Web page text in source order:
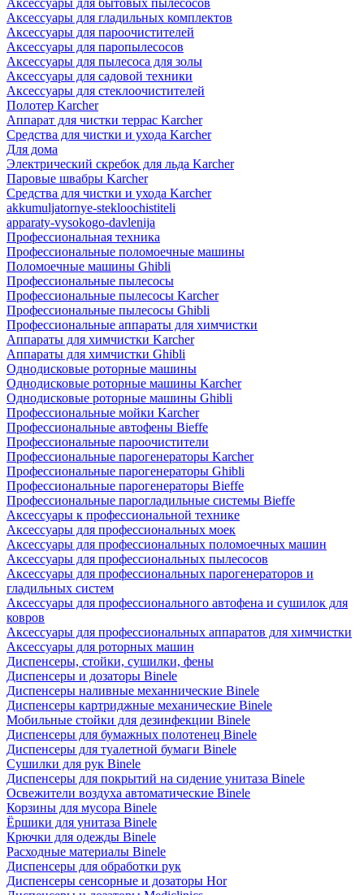
Аксессуары для бытовых пылесосов
Аксессуары для гладильных комплектов
Аксессуары для пароочистителей
Аксессуары для паропылесосов
Аксессуары для пылесоса для золы
Аксессуары для садовой техники
Аксессуары для стеклоочистителей
Полотер Karcher
Аппарат для чистки террас Karcher
Средства для чистки и ухода Karcher
Для дома
Электрический скребок для льда Karcher
Паровые швабры Karcher
Средства для чистки и ухода Karcher
akkumuljatornye-stekloochistiteli
apparaty-vysokogo-davlenija
Профессиональная техника
Профессиональные поломоечные машины
Поломоечные машины Ghibli
Профессиональные пылесосы
Профессиональные пылесосы Karcher
Профессиональные пылесосы Ghibli
Профессиональные аппараты для химчистки
Аппараты для химчистки Karcher
Аппараты для химчистки Ghibli
Однодисковые роторные машины
Однодисковые роторные машины Karcher
Однодисковые роторные машины Ghibli
Профессиональные мойки Karcher
Профессиональные автофены Bieffe
Профессиональные пароочистители
Профессиональные парогенераторы Karcher
Профессиональные парогенераторы Ghibli
Профессиональные парогенераторы Bieffe
Профессиональные парогладильные системы Bieffe
Аксессуары к профессиональной технике
Аксессуары для профессиональных моек
Аксессуары для профессиональных поломоечных машин
Аксессуары для профессиональных пылесосов
Аксессуары для профессиональных парогенераторов и
гладильных систем
Аксессуары для профессионального автофена и сушилок для
ковров
Аксессуары для профессиональных аппаратов для химчистки
Аксессуары для роторных машин
Диспенсеры, стойки, сушилки, фены
Диспенсеры и дозаторы Binele
Диспенсеры наливные механнические Binele
Диспенсеры картриджные механические Binele
Мобильные стойки для дезинфекции Binele
Диспенсеры для бумажных полотенец Binele
Диспенсеры для туалетной бумаги Binele
Сушилки для рук Binele
Диспенсеры для покрытий на сидение унитаза Binele
Освежители воздуха автоматические Binele
Корзины для мусора Binele
Ёршики для унитаза Binele
Крючки для одежды Binele
Расходные материалы Binele
Диспенсеры для обработки рук
Диспенсеры сенсорные и дозаторы Hor